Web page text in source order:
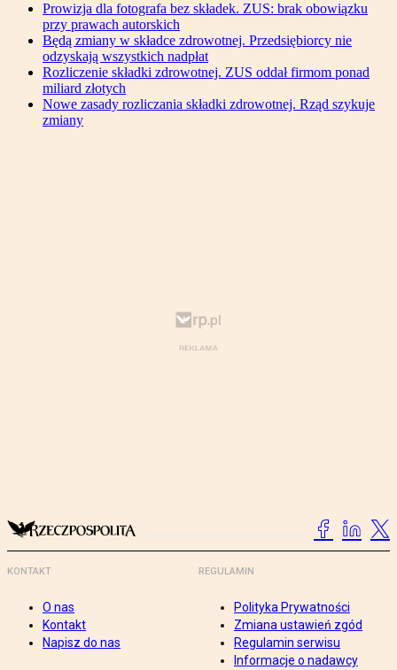
Prowizja dla fotografa bez składek. ZUS: brak obowiązku
przy prawach autorskich
Będą zmiany w składce zdrowotnej. Przedsiębiorcy nie
odzyskają wszystkich nadpłat
Rozliczenie składki zdrowotnej. ZUS oddał firmom ponad
miliard złotych
Nowe zasady rozliczania składki zdrowotnej. Rząd szykuje
zmiany
KONTAKT
O nas
Kontakt
Napisz do nas
REGULAMIN
Polityka Prywatności
Zmiana ustawień zgód
Regulamin serwisu
Informacje o nadawcy